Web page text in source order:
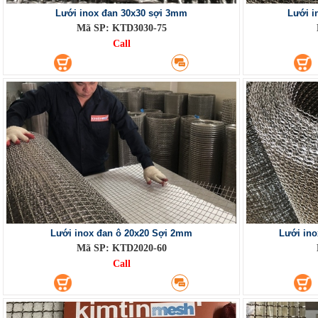
Lưới inox đan 30x30 sợi 3mm
Mã SP: KTD3030-75
Call
Lưới
Lưới inox đan ô 20x20 Sợi 2mm
Mã SP: KTD2020-60
Call
Lưới